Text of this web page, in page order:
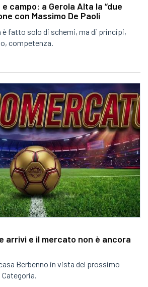
campo: a Gerola Alta la “due
con Massimo De Paoli
è fatto solo di schemi, ma di principi,
competenza.
arrivi e il mercato non è ancora
Berbenno in vista del prossimo